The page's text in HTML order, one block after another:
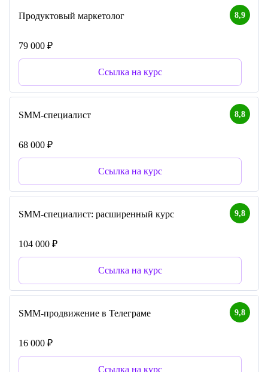
8,9
Продуктовый маркетолог
79 000 ₽
Ссылка на курс
8,8
SMM-специалист
68 000 ₽
Ссылка на курс
9,8
SMM-специалист: расширенный курс
104 000 ₽
Ссылка на курс
9,8
SMM-продвижение в Телеграме
16 000 ₽
Ссылка на курс